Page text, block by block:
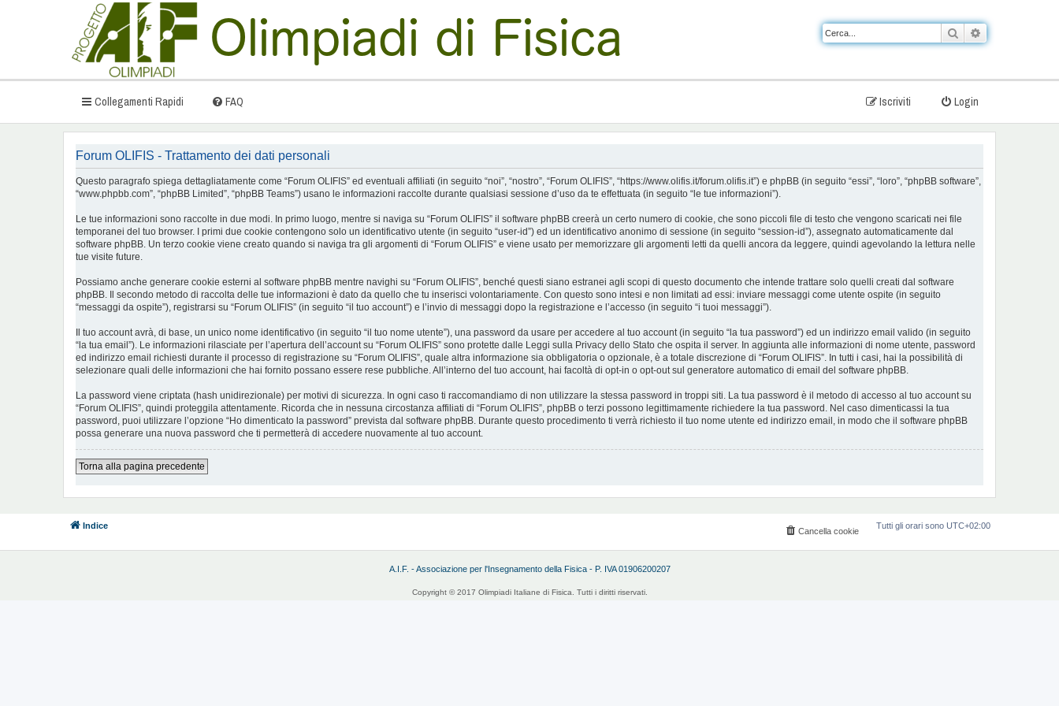
Cerca
Collegamenti Rapidi FAQ Login
Iscriviti
Forum OLIFIS - Trattamento dei dati personali
Questo paragrafo spiega dettagliatamente come “Forum OLIFIS” ed eventuali affiliati (in seguito “noi”, “nostro”, “Forum OLIFIS”, “https://www.olifis.it/forum.olifis.it”) e phpBB (in seguito “essi”, “loro”, “phpBB software”,
“www.phpbb.com”, “phpBB Limited”, “phpBB Teams”) usano le informazioni raccolte durante qualsiasi sessione d’uso da te effettuata (in seguito “le tue informazioni”).
Le tue informazioni sono raccolte in due modi. In primo luogo, mentre si naviga su “Forum OLIFIS” il software phpBB creerà un certo numero di cookie, che sono piccoli file di testo che vengono scaricati nei file
temporanei del tuo browser. I primi due cookie contengono solo un identificativo utente (in seguito “user-id”) ed un identificativo anonimo di sessione (in seguito “session-id”), assegnato automaticamente dal
software phpBB. Un terzo cookie viene creato quando si naviga tra gli argomenti di “Forum OLIFIS” e viene usato per memorizzare gli argomenti letti da quelli ancora da leggere, quindi agevolando la lettura nelle
tue visite future.
Possiamo anche generare cookie esterni al software phpBB mentre navighi su “Forum OLIFIS”, benché questi siano estranei agli scopi di questo documento che intende trattare solo quelli creati dal software
phpBB. Il secondo metodo di raccolta delle tue informazioni è dato da quello che tu inserisci volontariamente. Con questo sono intesi e non limitati ad essi: inviare messaggi come utente ospite (in seguito
“messaggi da ospite”), registrarsi su “Forum OLIFIS” (in seguito “il tuo account”) e l’invio di messaggi dopo la registrazione e l’accesso (in seguito “i tuoi messaggi”).
Il tuo account avrà, di base, un unico nome identificativo (in seguito “il tuo nome utente”), una password da usare per accedere al tuo account (in seguito “la tua password”) ed un indirizzo email valido (in seguito
“la tua email”). Le informazioni rilasciate per l’apertura dell’account su “Forum OLIFIS” sono protette dalle Leggi sulla Privacy dello Stato che ospita il server. In aggiunta alle informazioni di nome utente, password
ed indirizzo email richiesti durante il processo di registrazione su “Forum OLIFIS”, quale altra informazione sia obbligatoria o opzionale, è a totale discrezione di “Forum OLIFIS”. In tutti i casi, hai la possibilità di
selezionare quali delle informazioni che hai fornito possano essere rese pubbliche. All’interno del tuo account, hai facoltà di opt-in o opt-out sul generatore automatico di email del software phpBB.
La password viene criptata (hash unidirezionale) per motivi di sicurezza. In ogni caso ti raccomandiamo di non utilizzare la stessa password in troppi siti. La tua password è il metodo di accesso al tuo account su
“Forum OLIFIS”, quindi proteggila attentamente. Ricorda che in nessuna circostanza affiliati di “Forum OLIFIS”, phpBB o terzi possono legittimamente richiedere la tua password. Nel caso dimenticassi la tua
password, puoi utilizzare l’opzione “Ho dimenticato la password” prevista dal software phpBB. Durante questo procedimento ti verrà richiesto il tuo nome utente ed indirizzo email, in modo che il software phpBB
possa generare una nuova password che ti permetterà di accedere nuovamente al tuo account.
Torna alla pagina precedente
Indice Tutti gli orari sono UTC+02:00
Cancella cookie
A.I.F. - Associazione per l'Insegnamento della Fisica - P. IVA 01906200207
Copyright © 2017 Olimpiadi Italiane di Fisica. Tutti i diritti riservati.